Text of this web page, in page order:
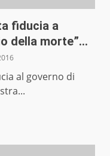
fiducia a
della morte”…
al governo di